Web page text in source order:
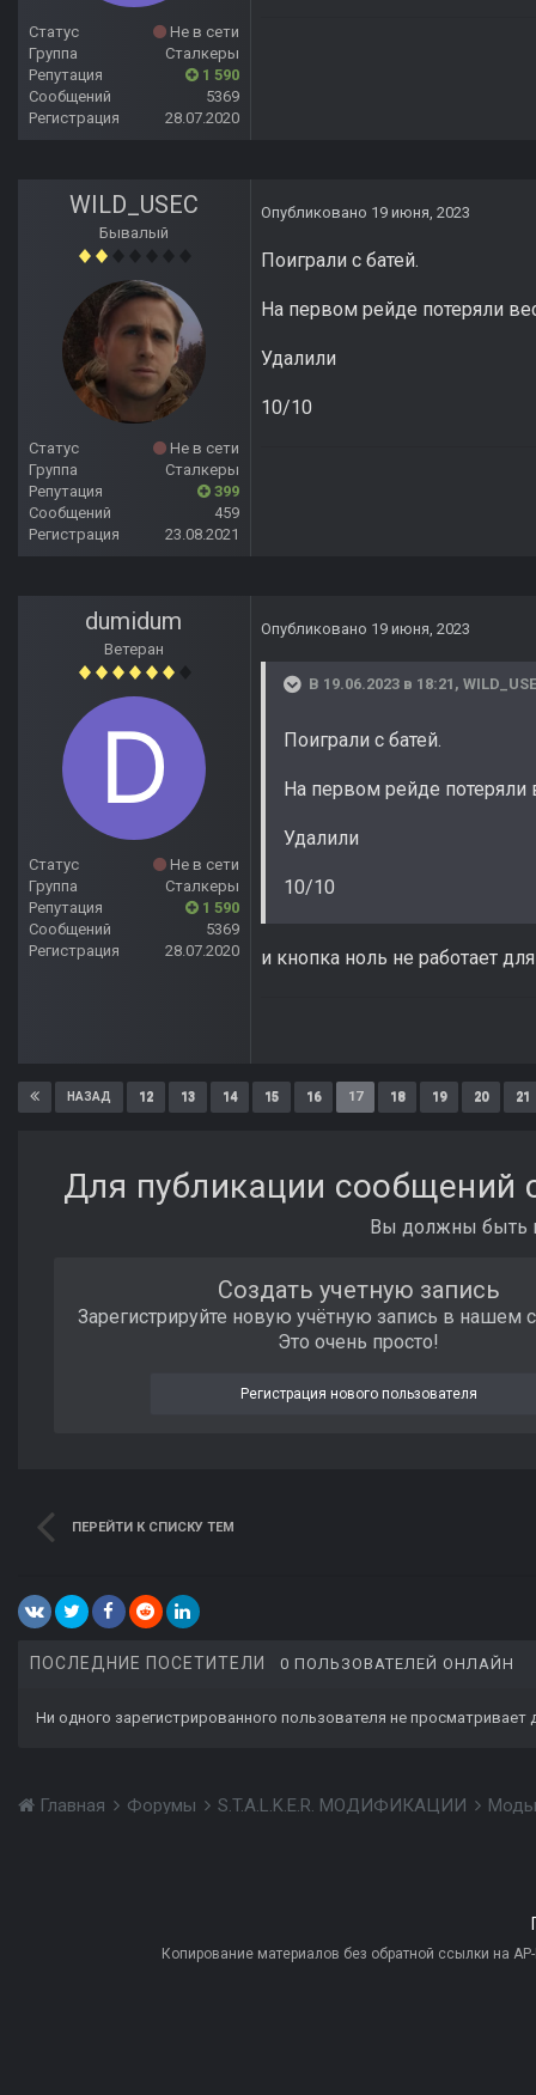
Статус
Не в сети
Группа
Сталкеры
Репутация
1 590
Сообщений
5369
Регистрация
28.07.2020
WILD_USEC
Бывалый
Статус
Не в сети
Группа
Сталкеры
Репутация
399
Сообщений
459
Регистрация
23.08.2021
Опубликовано 19 июня, 2023
Поиграли с батей.
На первом рейде потеряли
Удалили
10/10
dumidum
Ветеран
Статус
Не в сети
Группа
Сталкеры
Репутация
1 590
Сообщений
5369
Регистрация
28.07.2020
Опубликовано 19 июня, 2023
В 19.06.2023 в 18:21,
Поиграли с батей.
На первом рейде потеряли
Удалили
10/10
и кнопка ноль не работает
НАЗАД 12 13 14 15 16 17 18 19 20 21
Для публикации сообщений
Вы должны быть
Создать учетную запись
Зарегистрируйте новую учётную запись в нашем
Это очень просто!
Регистрация нового пользователя
ПЕРЕЙТИ К СПИСКУ ТЕМ
ПОСЛЕДНИЕ ПОСЕТИТЕЛИ 0 ПОЛЬЗОВАТЕЛЕЙ ОНЛАЙН
Ни одного зарегистрированного пользователя не просматривает
Главная Форумы S.T.A.L.K.E.R. МОДИФИКАЦИИ
Копирование материалов без обратной ссылки на